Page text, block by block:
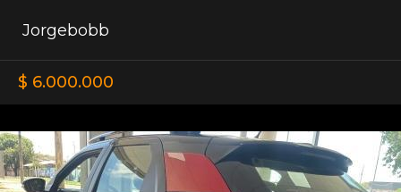
Jorgebobb
$ 6.000.000